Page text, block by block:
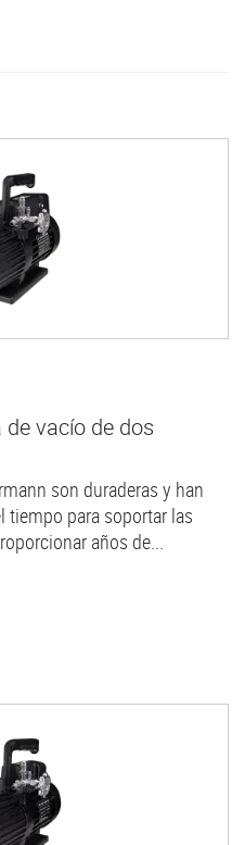
de vacío de dos
son duraderas y han
tiempo para soportar las
años de...